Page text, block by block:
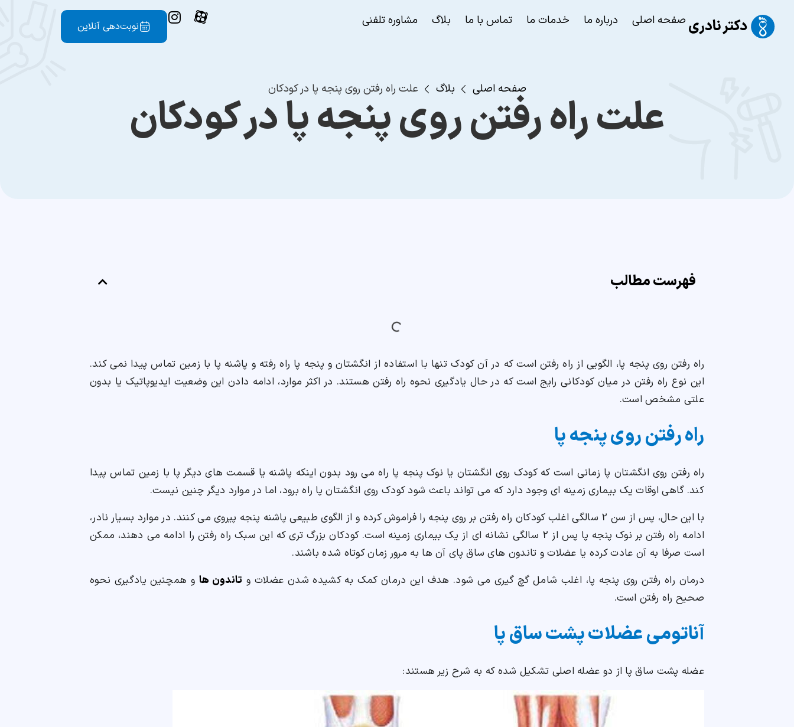
صفحه اصلی درباره ما خدمات ما تماس با ما بلاگ مشاوره تلفنی نوبت‌دهی آنلاین
صفحه اصلی بلاگ علت راه رفتن روی پنجه پا در کودکان
علت راه رفتن روی پنجه پا در کودکان
فهرست مطالب
راه رفتن روی پنجه پا، الگویی از راه رفتن است که در آن کودک تنها با استفاده از انگشتان و پنجه پا راه رفته و پاشنه پا با زمین تماس پیدا نمی کند.
این نوع راه رفتن در میان کودکانی رایج است که در حال یادگیری نحوه راه رفتن هستند. در اکثر موارد، ادامه دادن این وضعیت ایدیوپاتیک یا بدون
علتی مشخص است.
راه رفتن روی پنجه پا
راه رفتن روی انگشتان پا زمانی است که کودک روی انگشتان یا نوک پنجه پا راه می رود بدون اینکه پاشنه یا قسمت های دیگر پا با زمین تماس پیدا
کند. گاهی اوقات یک بیماری زمینه ای وجود دارد که می تواند باعث شود کودک روی انگشتان پا راه برود، اما در موارد دیگر چنین نیست.
با این حال، پس از سن 2 سالگی اغلب کودکان راه رفتن بر روی پنجه را فراموش کرده و از الگوی طبیعی پاشنه پنجه پیروی می کنند. در موارد بسیار نادر،
ادامه راه رفتن بر نوک پنجه پا پس از 2 سالگی نشانه ای از یک بیماری زمینه است. کودکان بزرگ تری که این سبک راه رفتن را ادامه می دهند، ممکن
است صرفا به آن عادت کرده یا عضلات و تاندون های ساق پای آن ها به مرور زمان کوتاه شده باشند.
درمان راه رفتن روی پنجه پا، اغلب شامل گچ گیری می شود. هدف این درمان کمک به کشیده شدن عضلات و تاندون ها و همچنین یادگیری نحوه
صحیح راه رفتن است.
آناتومی عضلات پشت ساق پا
عضله پشت ساق پا از دو عضله اصلی تشکیل شده که به شرح زیر هستند: